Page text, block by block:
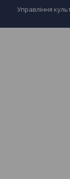
Управління